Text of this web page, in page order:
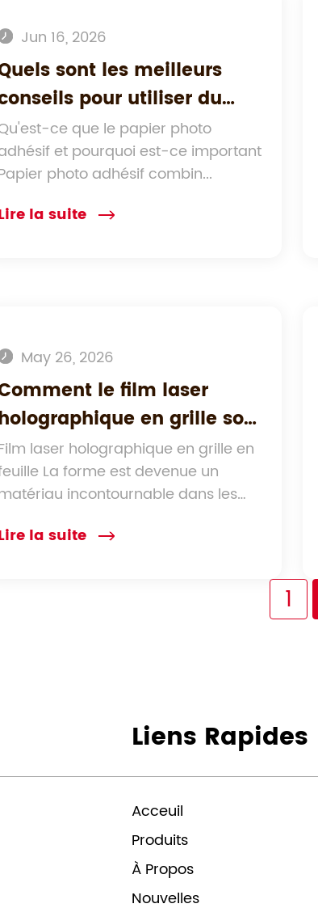
Jun 16, 2026
sont les meilleurs
pour utiliser du
photo adhésif afin
des résultats
?
ce que le papier photo
et pourquoi est-ce important
Papier photo adhésif combin...
la suite
May 26, 2026
le film laser
en grille sous
de feuille résiste-t-il
interférences
à l'eau
à la lumière ?
laser holographique en grille en
La forme est devenue un
incontournable dans les
la suite
1
Liens Rapides
Acceuil
Produits
À Propos
Nouvelles